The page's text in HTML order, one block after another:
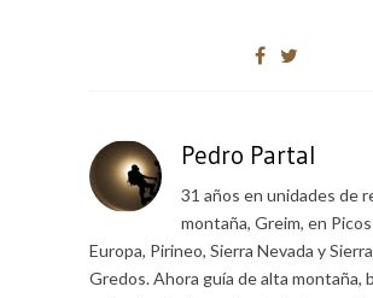
Pedro Partal
31 años en unidades de
montaña, Greim, en
Europa, Pirineo, Sierra Nevada y
Gredos. Ahora guía de alta montaña,